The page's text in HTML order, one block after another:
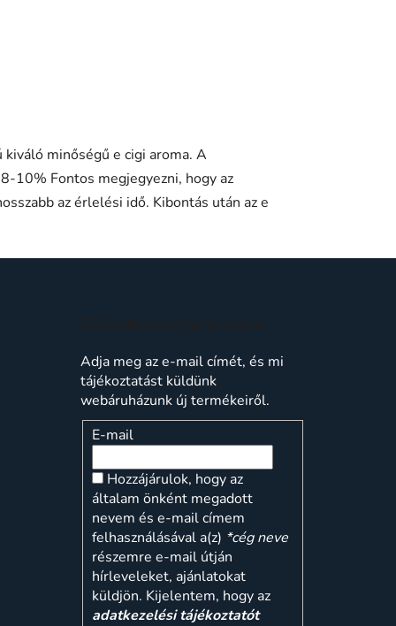
minőségű e cigi aroma. A
10% Fontos megjegyezni, hogy az
az érlelési idő. Kibontás után az e
Adja meg az e-mail címét, és mi
tájékoztatást küldünk
webáruházunk új termékeiről.
E-mail
Hozzájárulok, hogy az
általam önként megadott
nevem és e-mail címem
felhasználásával a(z) *cég neve
részemre e-mail útján
hírleveleket, ajánlatokat
küldjön. Kijelentem, hogy az
adatkezelési tájékoztatót